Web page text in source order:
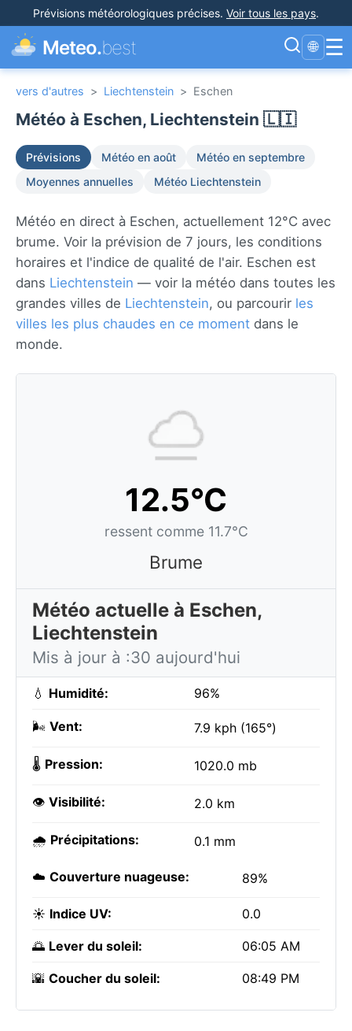
Prévisions météorologiques précises. Voir tous les pays.
Meteo.best 🌐 ☰
vers d'autres > Liechtenstein > Eschen
Météo à Eschen, Liechtenstein 🇱🇮
Prévisions Météo en août
Météo en septembre
Moyennes annuelles
Météo Liechtenstein
Météo en direct à Eschen, actuellement 12°C avec
brume. Voir la prévision de 7 jours, les conditions
horaires et l'indice de qualité de l'air. Eschen est
dans Liechtenstein — voir la météo dans toutes les
grandes villes de Liechtenstein, ou parcourir les
villes les plus chaudes en ce moment dans le
monde.
12.5°C
ressent comme 11.7°C
Brume
Météo actuelle à Eschen,
Liechtenstein
Mis à jour à :30 aujourd'hui
💧 Humidité: 96%
🌬️ Vent: 7.9 kph (165°)
🌡️ Pression: 1020.0 mb
👁️ Visibilité: 2.0 km
🌧️ Précipitations: 0.1 mm
☁️ Couverture nuageuse: 89%
☀️ Indice UV: 0.0
🌅 Lever du soleil: 06:05 AM
🌇 Coucher du soleil: 08:49 PM